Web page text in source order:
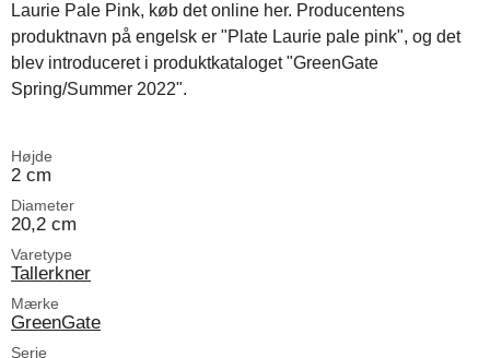
Laurie Pale Pink, køb det online her. Producentens
produktnavn på engelsk er "Plate Laurie pale pink", og det
blev introduceret i produktkataloget "GreenGate
Spring/Summer 2022".
Højde
2 cm
Diameter
20,2 cm
Varetype
Tallerkner
Mærke
GreenGate
Serie